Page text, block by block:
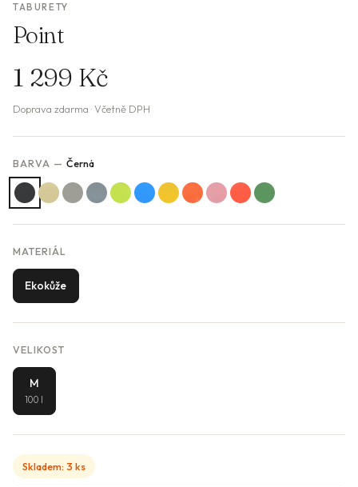
TABURETY
Point
1 299 Kč
Doprava zdarma · Včetně DPH
BARVA — Černá
MATERIÁL
Ekokůže
VELIKOST
M
100 l
Skladem: 3 ks